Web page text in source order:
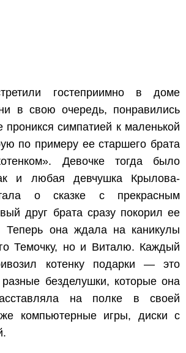
гостеприимно в доме
в свою очередь, понравились
симпатией к маленькой
по примеру ее старшего брата
Девочке тогда было
и любая девчушка Крылова-
о сказке с прекрасным
друг брата сразу покорил ее
Теперь она ждала на каникулы
Темочку, но и Виталю. Каждый
котенку подарки — это
безделушки, которые она
на полке в своей
компьютерные игры, диски с